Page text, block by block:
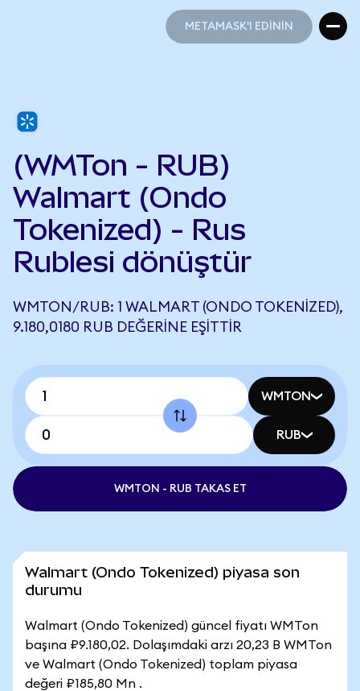
METAMASK'I EDİNİN
(WMTon - RUB)
Walmart (Ondo
Tokenized) - Rus
Rublesi dönüştür
WMTON/RUB: 1 WALMART (ONDO TOKENIZED),
9.180,0180 RUB DEĞERINE EŞITTIR
WMTON
RUB
WMTON - RUB TAKAS ET
Walmart (Ondo Tokenized) piyasa son
durumu
Walmart (Ondo Tokenized) güncel fiyatı WMTon
başına ₽9.180,02. Dolaşımdaki arzı 20,23 B WMTon
ve Walmart (Ondo Tokenized) toplam piyasa
değeri ₽185,80 Mn .